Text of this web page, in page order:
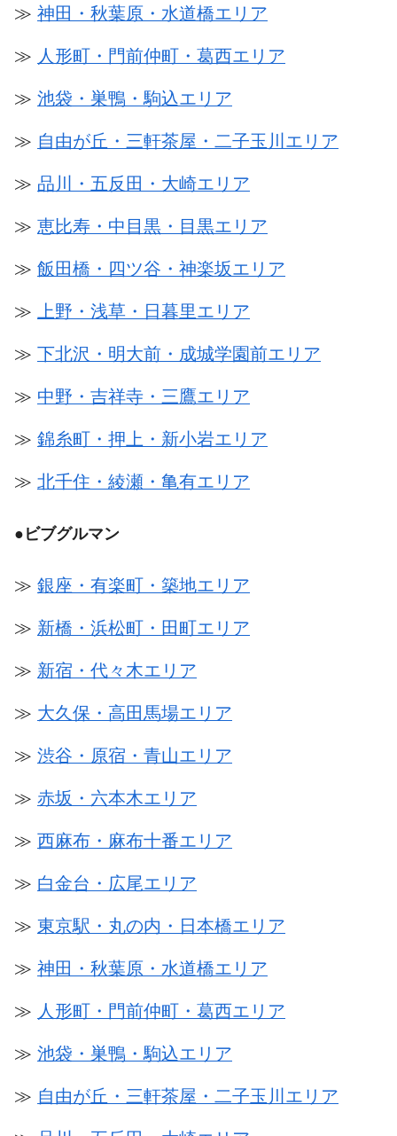
≫ 神田・秋葉原・水道橋エリア
≫ 人形町・門前仲町・葛西エリア
≫ 池袋・巣鴨・駒込エリア
≫ 自由が丘・三軒茶屋・二子玉川エリア
≫ 品川・五反田・大崎エリア
≫ 恵比寿・中目黒・目黒エリア
≫ 飯田橋・四ツ谷・神楽坂エリア
≫ 上野・浅草・日暮里エリア
≫ 下北沢・明大前・成城学園前エリア
≫ 中野・吉祥寺・三鷹エリア
≫ 錦糸町・押上・新小岩エリア
≫ 北千住・綾瀬・亀有エリア
● ビブグルマン
≫ 銀座・有楽町・築地エリア
≫ 新橋・浜松町・田町エリア
≫ 新宿・代々木エリア
≫ 大久保・高田馬場エリア
≫ 渋谷・原宿・青山エリア
≫ 赤坂・六本木エリア
≫ 西麻布・麻布十番エリア
≫ 白金台・広尾エリア
≫ 東京駅・丸の内・日本橋エリア
≫ 神田・秋葉原・水道橋エリア
≫ 人形町・門前仲町・葛西エリア
≫ 池袋・巣鴨・駒込エリア
≫ 自由が丘・三軒茶屋・二子玉川エリア